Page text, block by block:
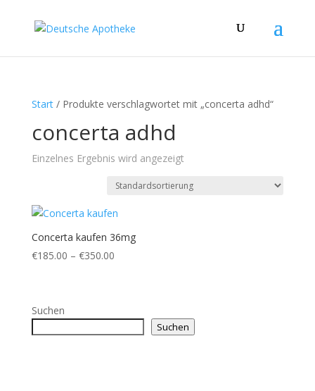
Start/ Produkte verschlagwortet mit „concerta adhd“
concerta adhd
Einzelnes Ergebnis wird angezeigt
Concerta kaufen 36mg
€185.00 – €350.00Preisspanne:
Suchen
Suchen